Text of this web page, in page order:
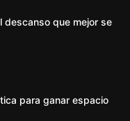
descanso que mejor se
para ganar espacio